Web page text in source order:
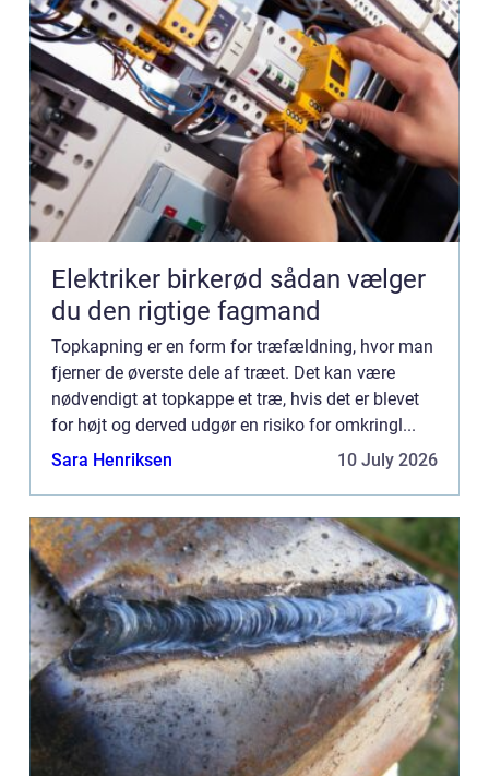
Elektriker birkerød sådan vælger
du den rigtige fagmand
Topkapning er en form for træfældning, hvor man
fjerner de øverste dele af træet. Det kan være
nødvendigt at topkappe et træ, hvis det er blevet
for højt og derved udgør en risiko for omkringl...
Sara Henriksen
10 July 2026